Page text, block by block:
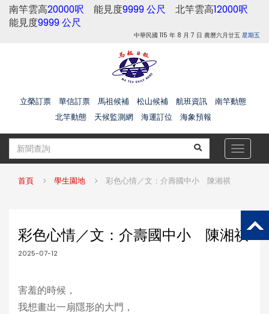
南竿雲高20000呎 能見度9999 公尺 北竿雲高12000呎
能見度9999 公尺
中華民國 115 年 8 月 7 日 農曆六月廿五 星期五
立榮訂票 華信訂票 馬祖候補 松山候補 航班資訊
南竿動態
北竿動態
天候監測網 海運訂位 海象預報
Toggle
首頁 學生園地 彩色心情／文：介壽國中小 陳湘祺
彩色心情／文：介壽國中小 陳湘祺
2025-07-12
害羞的時候，
我想畫出一扇隱形的大門，